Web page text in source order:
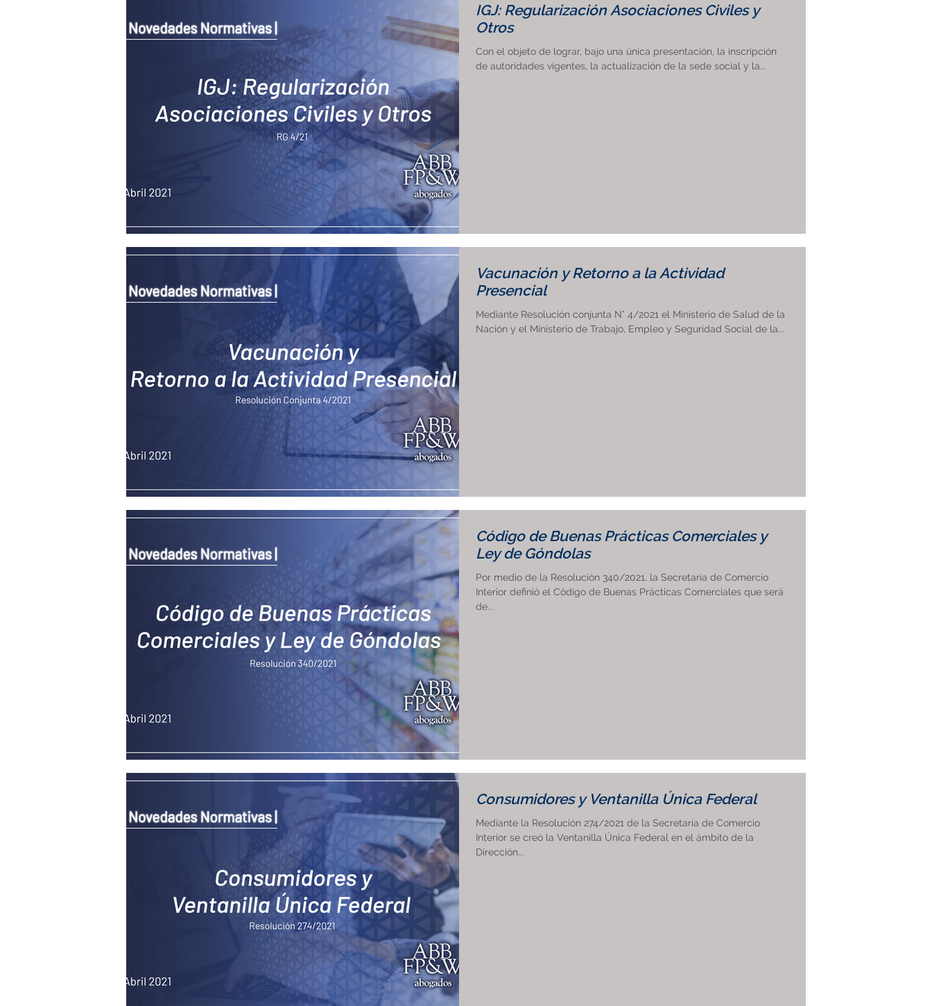
IGJ: Regularización Asociaciones Civiles y
Otros
Con el objeto de lograr, bajo una única presentación, la inscripción
de autoridades vigentes, la actualización de la sede social y la...
Vacunación y Retorno a la Actividad
Presencial
Mediante Resolución conjunta N° 4/2021 el Ministerio de Salud de la
Nación y el Ministerio de Trabajo, Empleo y Seguridad Social de la...
Código de Buenas Prácticas Comerciales y
Ley de Góndolas
Por medio de la Resolución 340/2021, la Secretaría de Comercio
Interior definió el Código de Buenas Prácticas Comerciales que será
de...
Consumidores y Ventanilla Única Federal
Mediante la Resolución 274/2021 de la Secretaría de Comercio
Interior se creó la Ventanilla Única Federal en el ámbito de la
Dirección...